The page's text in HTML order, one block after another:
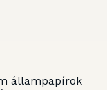
állampapírok